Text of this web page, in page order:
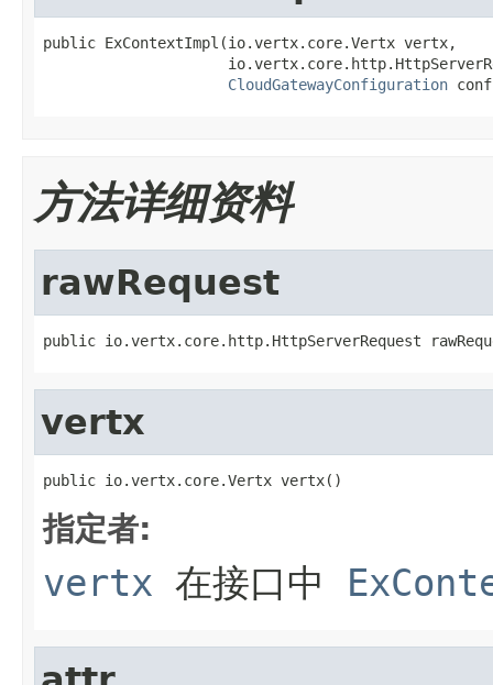
public ExContextImpl(io.vertx.core.Vertx vertx,
CloudGatewayConfiguration
方法详细资料
rawRequest
public io.vertx.core.http.HttpServerRequest
vertx
public io.vertx.core.Vertx vertx()
指定者:
vertx 在接口中